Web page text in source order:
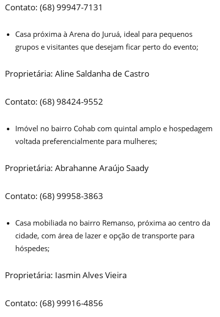
Contato: (68) 99947-7131
Casa próxima à Arena do Juruá, ideal para pequenos
grupos e visitantes que desejam ficar perto do evento;
Proprietária: Aline Saldanha de Castro
Contato: (68) 98424-9552
Imóvel no bairro Cohab com quintal amplo e hospedagem
voltada preferencialmente para mulheres;
Proprietária: Abrahanne Araújo Saady
Contato: (68) 99958-3863
Casa mobiliada no bairro Remanso, próxima ao centro da
cidade, com área de lazer e opção de transporte para
hóspedes;
Proprietária: Iasmin Alves Vieira
Contato: (68) 99916-4856